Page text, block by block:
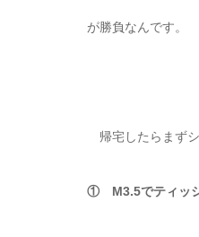
が勝負なんです。
帰宅したらまず
① M3.5でティッ